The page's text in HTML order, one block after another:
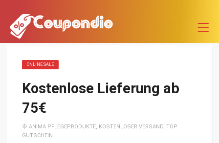
ONLINE SALE
Kostenlose Lieferung ab
75€
ANIMA PFLEGEPRODUKTE, KOSTENLOSER VERSAND, TOP
GUTSCHEIN